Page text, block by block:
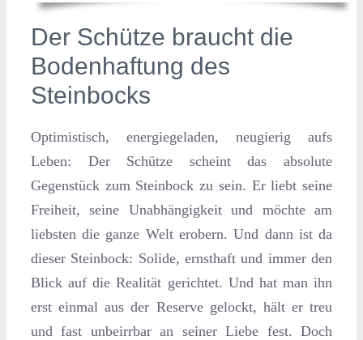
Der Schütze braucht die
Bodenhaftung des
Steinbocks
Optimistisch, energiegeladen, neugierig aufs
Leben: Der Schütze scheint das absolute
Gegenstück zum Steinbock zu sein. Er liebt seine
Freiheit, seine Unabhängigkeit und möchte am
liebsten die ganze Welt erobern. Und dann ist da
dieser Steinbock: Solide, ernsthaft und immer den
Blick auf die Realität gerichtet. Und hat man ihn
erst einmal aus der Reserve gelockt, hält er treu
und fast unbeirrbar an seiner Liebe fest. Doch